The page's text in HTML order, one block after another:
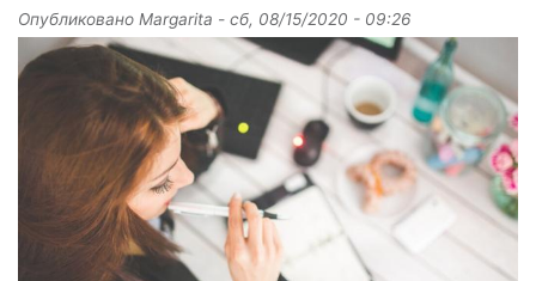
Опубликовано Margarita - сб, 08/15/2020 - 09:26